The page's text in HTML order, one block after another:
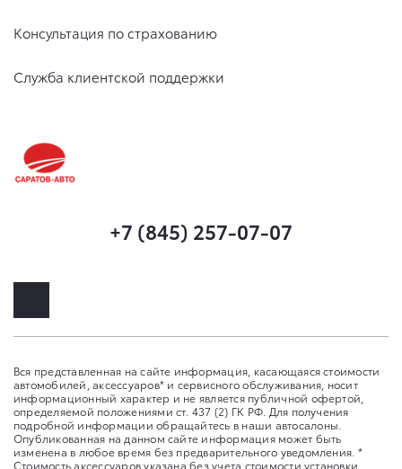
Консультация по страхованию
Служба клиентской поддержки
+7 (845) 257-07-07
Вся представленная на сайте информация, касающаяся стоимости
автомобилей, аксессуаров* и сервисного обслуживания, носит
информационный характер и не является публичной офертой,
определяемой положениями ст. 437 (2) ГК РФ. Для получения
подробной информации обращайтесь в наши автосалоны.
Опубликованная на данном сайте информация может быть
изменена в любое время без предварительного уведомления. *
Стоимость аксессуаров указана без учета стоимости установки.